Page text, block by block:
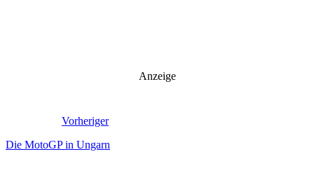
Anzeige
Vorheriger
Die MotoGP in Ungarn